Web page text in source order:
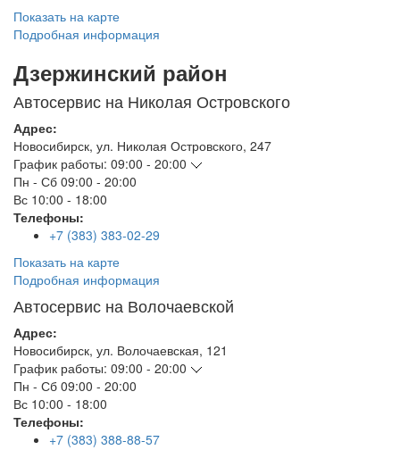
Показать на карте
Подробная информация
Дзержинский район
Автосервис на Николая Островского
Адрес:
Новосибирск, ул. Николая Островского, 247
График работы: 09:00 - 20:00
Пн - Сб 09:00 - 20:00
Вс 10:00 - 18:00
Телефоны:
+7 (383) 383-02-29
Показать на карте
Подробная информация
Автосервис на Волочаевской
Адрес:
Новосибирск, ул. Волочаевская, 121
График работы: 09:00 - 20:00
Пн - Сб 09:00 - 20:00
Вс 10:00 - 18:00
Телефоны:
+7 (383) 388-88-57